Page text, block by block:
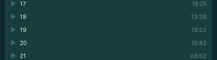
18:25
17
13:38
18
18:23
19
10:42
20
06:53
21